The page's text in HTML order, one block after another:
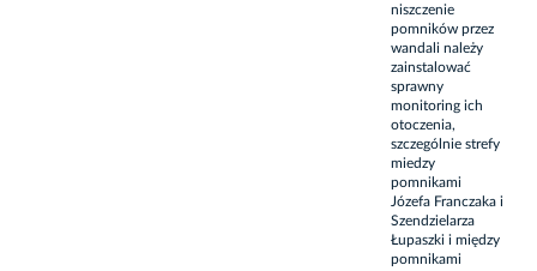
niszczenie
pomników przez
wandali należy
zainstalować
sprawny
monitoring ich
otoczenia,
szczególnie strefy
miedzy
pomnikami
Józefa Franczaka i
Szendzielarza
Łupaszki i między
pomnikami